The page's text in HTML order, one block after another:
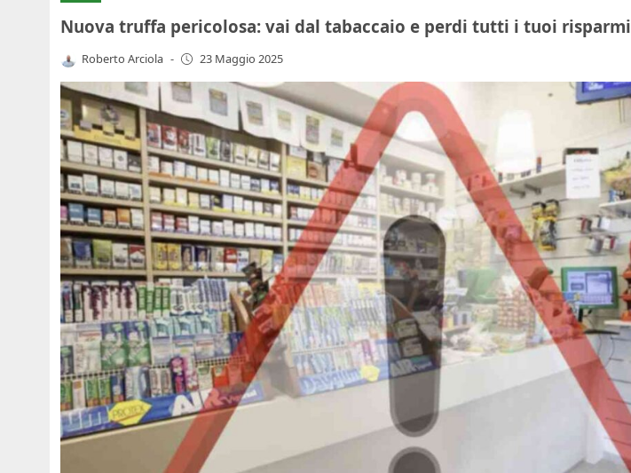
Nuova truffa pericolosa: vai dal tabaccaio e perdi tutti i tuoi risparmi
Roberto Arciola - 23 Maggio 2025